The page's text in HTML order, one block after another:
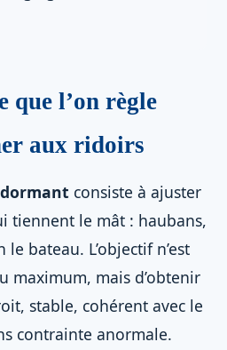
que l’on règle
aux ridoirs
consiste à ajuster
tiennent le mât : haubans,
bateau. L’objectif n’est
maximum, mais d’obtenir
stable, cohérent avec le
contrainte anormale.